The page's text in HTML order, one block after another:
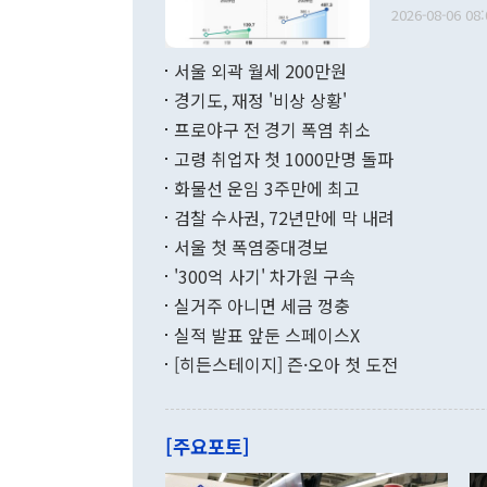
다. [정동영 통일부 장관이 지난달 23일 오후 서울 종로구 정부서울청사에
무너졌다고
함께 4자 대
"우리의 선
관은 업무
이 9월 러시
료=한국은행] 한국은행이 6일 발표한 '2026년 6월 국제수지(잠정)'
며 월간 기
196.9% 급
수출은
기록했지만
로 전환됐다.
는 배당수입
였던 올해 3
2026-08-06
서울 외곽 월세 200만원
경기도, 재정 '비상 상황'
프로야구 전 경기 폭염 취소
고령 취업자 첫 1000만명 돌파
화물선 운임 3주만에 최고
검찰 수사권, 72년만에 막 내려
서울 첫 폭염중대경보
'300억 사기' 차가원 구속
실거주 아니면 세금 껑충
실적 발표 앞둔 스페이스X
[히든스테이지] 즌·오아 첫 도전
[주요포토]